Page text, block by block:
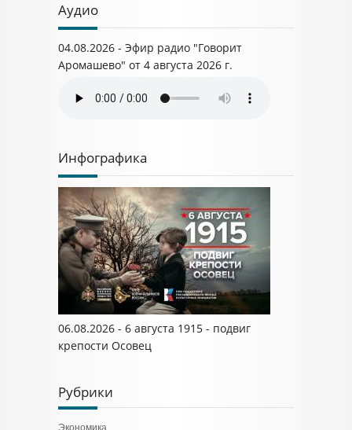
Аудио
04.08.2026 - Эфир радио "Говорит
Аромашево" от 4 августа 2026 г.
Инфографика
06.08.2026 - 6 августа 1915 - подвиг
крепости Осовец
Рубрики
Экономика